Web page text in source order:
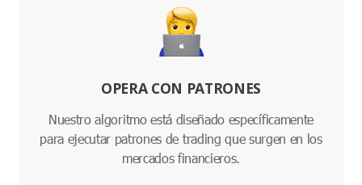
OPERA CON PATRONES
Nuestro algoritmo está diseñado específicamente
para ejecutar patrones de trading que surgen en los
mercados financieros.